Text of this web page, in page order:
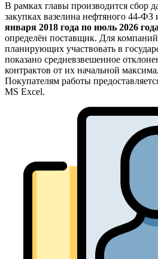
В рамках главы производится сбор
закупках вазелина нефтяного 44-
января 2018 года по июль 2026 года
определён поставщик. Для
планирующих участвовать в
показано средневзвешенное
контрактов от их начальной
Покупателям работы
MS Excel.